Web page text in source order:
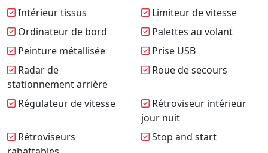
Intérieur tissus
Limiteur de vitesse
Ordinateur de bord
Palettes au volant
Peinture métallisée
Prise USB
Radar de
stationnement arrière
Roue de secours
Régulateur de vitesse
Rétroviseur intérieur
jour nuit
Rétroviseurs
Stop and start